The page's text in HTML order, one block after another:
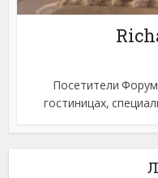
Посетители
гостиницах,